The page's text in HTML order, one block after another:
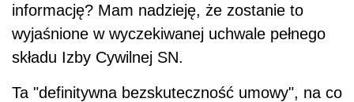
informację? Mam nadzieję, że zostanie to
wyjaśnione w wyczekiwanej uchwale pełnego
składu Izby Cywilnej SN.
Ta "definitywna bezskuteczność umowy", na co